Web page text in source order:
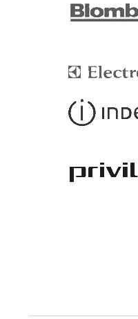
KELVINATOR
KOENIC
LADEN
LEHEL
LISTO